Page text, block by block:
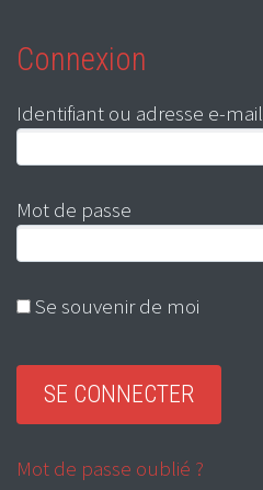
Connexion
Identifiant ou adresse e-mail
Mot de passe
Se souvenir de moi
Mot de passe oublié ?